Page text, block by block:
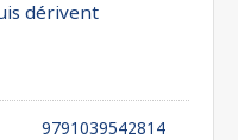
dérivent
9791039542814